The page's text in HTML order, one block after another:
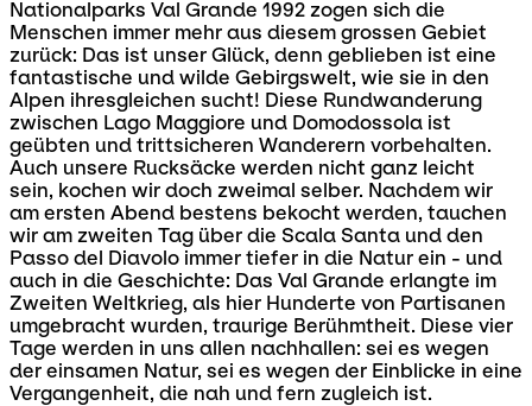
Nationalparks Val Grande 1992 zogen sich die
Menschen immer mehr aus diesem grossen Gebiet
zurück: Das ist unser Glück, denn geblieben ist eine
fantastische und wilde Gebirgswelt, wie sie in den
Alpen ihresgleichen sucht! Diese Rundwanderung
zwischen Lago Maggiore und Domodossola ist
geübten und trittsicheren Wanderern vorbehalten.
Auch unsere Rucksäcke werden nicht ganz leicht
sein, kochen wir doch zweimal selber. Nachdem wir
am ersten Abend bestens bekocht werden, tauchen
wir am zweiten Tag über die Scala Santa und den
Passo del Diavolo immer tiefer in die Natur ein - und
auch in die Geschichte: Das Val Grande erlangte im
Zweiten Weltkrieg, als hier Hunderte von Partisanen
umgebracht wurden, traurige Berühmtheit. Diese vier
Tage werden in uns allen nachhallen: sei es wegen
der einsamen Natur, sei es wegen der Einblicke in eine
Vergangenheit, die nah und fern zugleich ist.